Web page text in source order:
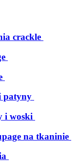
crackle
patyny
i woski
na tkaninie